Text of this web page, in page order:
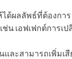
ด้ผลลัพธ์ที่ต้องการ
น เอฟเฟกต์การเ
ละสามารถเพิ่มเ